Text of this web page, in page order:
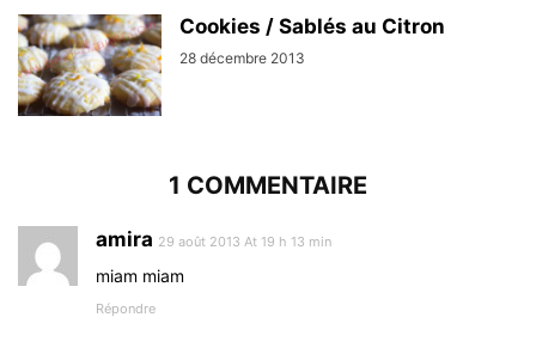
Cookies / Sablés au Citron
28 décembre 2013
1 COMMENTAIRE
amira 29 août 2013 At 19 h 13 min
miam miam
Répondre